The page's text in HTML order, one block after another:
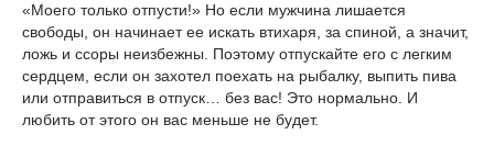
«Моего только отпусти!» Но если мужчина лишается
свободы, он начинает ее искать втихаря, за спиной, а значит,
ложь и ссоры неизбежны. Поэтому отпускайте его с легким
сердцем, если он захотел поехать на рыбалку, выпить пива
или отправиться в отпуск… без вас! Это нормально. И
любить от этого он вас меньше не будет.